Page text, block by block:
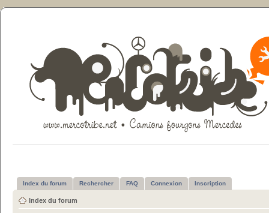
Index du forum Rechercher FAQ Connexion Inscription
Index du forum